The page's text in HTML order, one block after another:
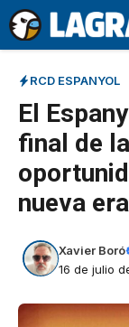
Saltar
al
contenido
RCD ESPANYOL
El
final de
nueva era
Xavier Boró
16 de julio